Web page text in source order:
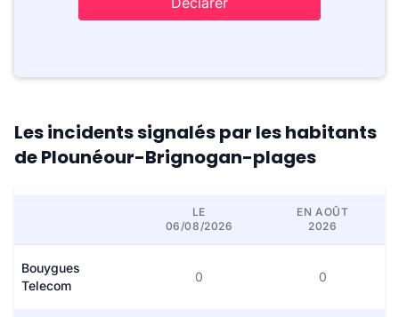
Les incidents signalés par les habitants
de Plounéour-Brignogan-plages
LE
06/08/2026
EN AOÛT
2026
Bouygues
Telecom
0 0